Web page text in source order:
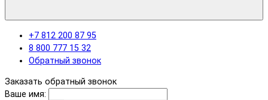
+7 812 200 87 95
8 800 777 15 32
Обратный звонок
Заказать обратный звонок
Ваше имя: